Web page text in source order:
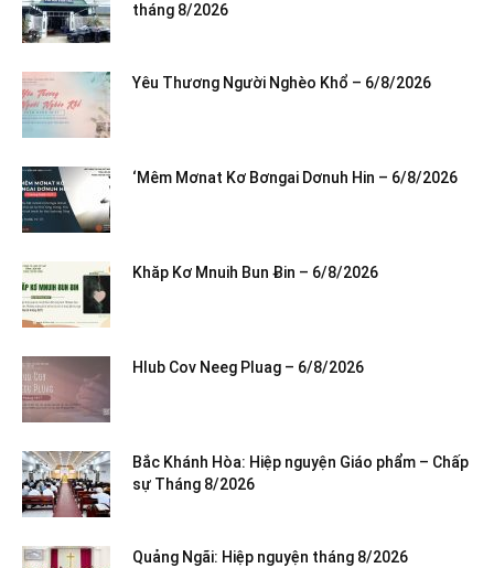
tháng 8/2026
Yêu Thương Người Nghèo Khổ – 6/8/2026
‘Mêm Mơnat Kơ Bơngai Dơnuh Hin – 6/8/2026
Khăp Kơ Mnuih Bun Ƀin – 6/8/2026
Hlub Cov Neeg Pluag – 6/8/2026
Bắc Khánh Hòa: Hiệp nguyện Giáo phẩm – Chấp
sự Tháng 8/2026
Quảng Ngãi: Hiệp nguyện tháng 8/2026